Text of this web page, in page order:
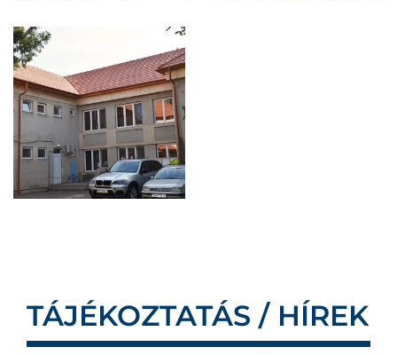
TÁJÉKOZTATÁS / HÍREK